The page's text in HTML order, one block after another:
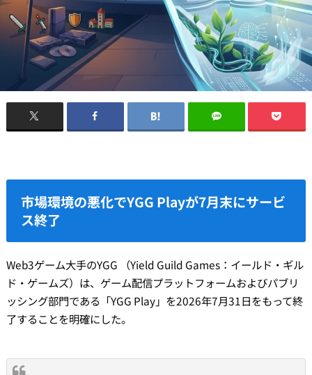
市場環境の悪化でYGG Playが7月末にサービ
ス終了
Web3ゲーム大手のYGG （Yield Guild Games：イールド・ギル
ド・ゲームズ）は、ゲーム配信プラットフォームおよびパブリ
ッシング部門である「YGG Play」を2026年7月31日をもって終
了することを明確にした。